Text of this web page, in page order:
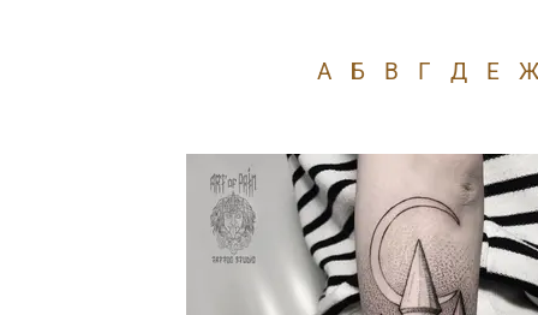
А Б В Г Д Е Ж